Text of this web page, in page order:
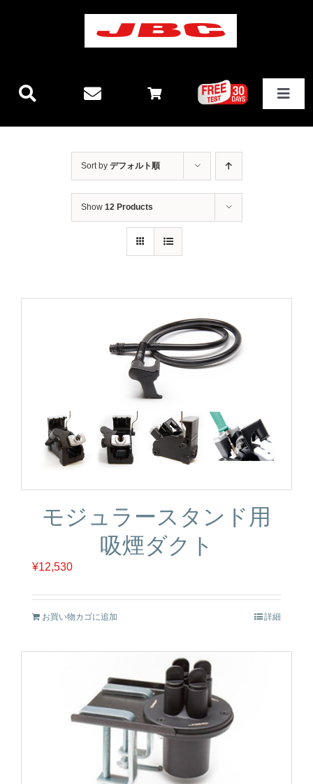
Toggle
JBCテクノロジー
ステーション
お問合せ
Sort by デフォルト順
Show 12 Products
モジュラースタンド用
吸煙ダクト
¥12,530
お買い物カゴに追加 詳細